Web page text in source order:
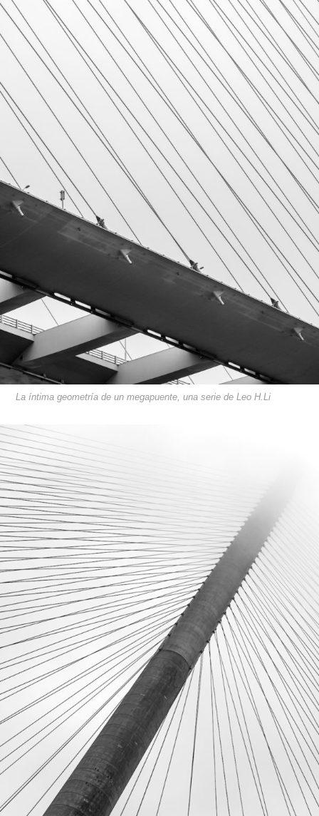
La íntima geometría de un megapuente, una serie de Leo H.Li